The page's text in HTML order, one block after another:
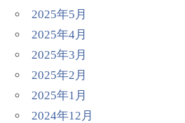
2025年5月
2025年4月
2025年3月
2025年2月
2025年1月
2024年12月